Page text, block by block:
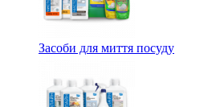
Засоби для миття посуду